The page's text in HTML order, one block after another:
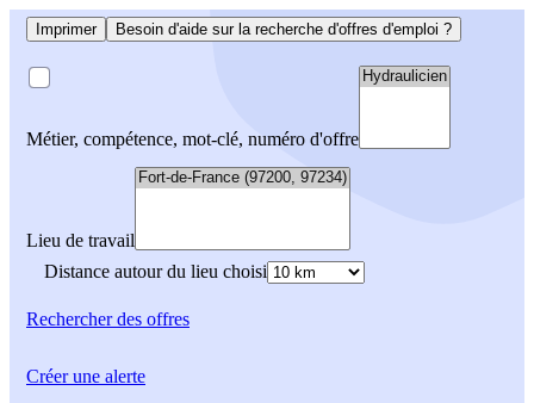
Imprimer Besoin d'aide sur la recherche d'offres d'emploi ?
Métier, compétence, mot-clé, numéro d'offre
Lieu de travail
Distance autour du lieu choisi
Rechercherdes offres
Créer une alerte